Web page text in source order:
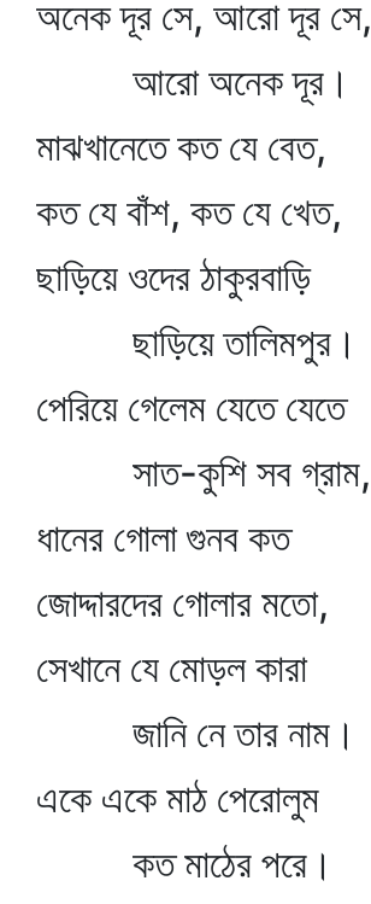
অনেক দূর সে, আরো দূর সে,
আরো অনেক দূর।
মাঝখানেতে কত যে বেত,
কত যে বাঁশ, কত যে খেত,
ছাড়িয়ে ওদের ঠাকুরবাড়ি
ছাড়িয়ে তালিমপুর।
পেরিয়ে গেলেম যেতে যেতে
সাত-কুশি সব গ্রাম,
ধানের গোলা গুনব কত
জোদ্দারদের গোলার মতো,
সেখানে যে মোড়ল কারা
জানি নে তার নাম।
একে একে মাঠ পেরোলুম
কত মাঠের পরে।